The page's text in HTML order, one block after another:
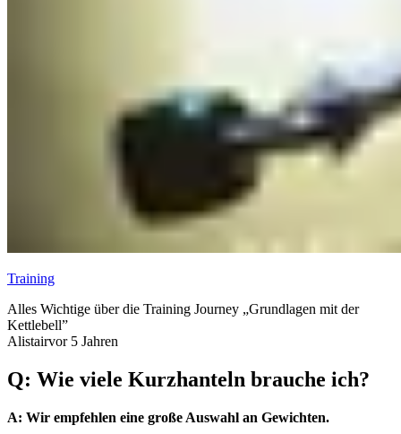
Training
Alles Wichtige über die Training Journey „Grundlagen mit der
Kettlebell”
Alistairvor 5 Jahren
Q: Wie viele Kurzhanteln brauche ich?
A: Wir empfehlen eine große Auswahl an Gewichten.